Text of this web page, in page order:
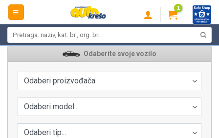
Skip
content
Odaberite svoje vozilo
Odaberi proizvođača
Odaberi model...
Odaberi tip...